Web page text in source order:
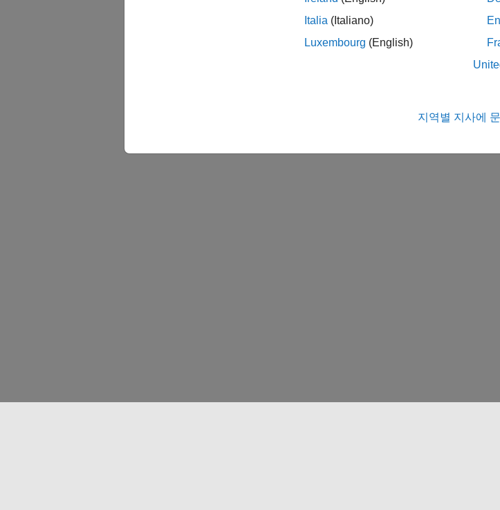
Italia (Italiano)
Luxembourg (English)
지역별 지사에